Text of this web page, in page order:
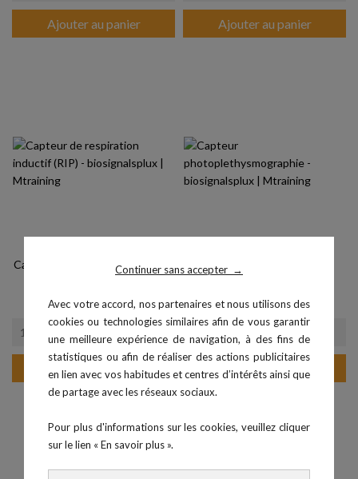
Continuer sans accepter →
Avec votre accord, nos partenaires et nous utilisons des
cookies ou technologies similaires afin de vous garantir
une meilleure expérience de navigation, à des fins de
statistiques ou afin de réaliser des actions publicitaires
en lien avec vos habitudes et centres d’intérêts ainsi que
de partage avec les réseaux sociaux.
Pour plus d'informations sur les cookies, veuillez cliquer
sur le lien « En savoir plus ».
Ajouter au panier Ajouter au panier
Capteur de respiration inductif...
Ajouter au panier
Prix
324,00 €
Ajouter au panier